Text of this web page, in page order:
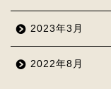
2023年3月
2022年8月